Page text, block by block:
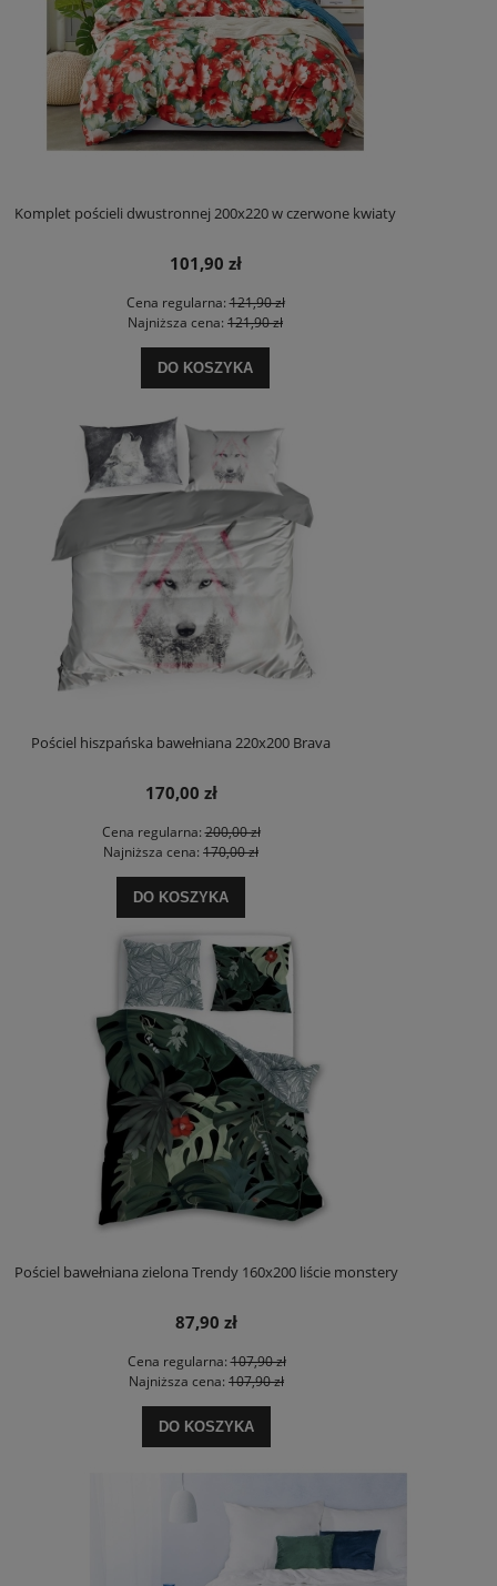
Komplet pościeli dwustronnej 200x220 w czerwone kwiaty
101,90 zł
Cena regularna:121,90 zł
Najniższa cena: 121,90 zł
DO KOSZYKA
Pościel hiszpańska bawełniana 220x200 Brava
170,00 zł
Cena regularna:200,00 zł
Najniższa cena: 170,00 zł
DO KOSZYKA
Pościel bawełniana zielona Trendy 160x200 liście monstery
87,90 zł
Cena regularna:107,90 zł
Najniższa cena: 107,90 zł
DO KOSZYKA